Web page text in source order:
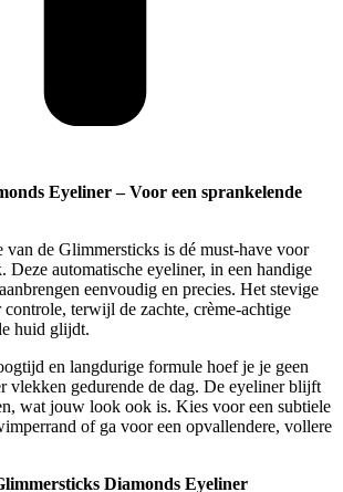
Eyeliner – Voor een sprankelende
van de Glimmersticks is dé must-have voor
Deze automatische eyeliner, in een handige
eenvoudig en precies. Het stevige
terwijl de zachte, crème-achtige
huid glijdt.
en langdurige formule hoef je je geen
vlekken gedurende de dag. De eyeliner blijft
wat jouw look ook is. Kies voor een subtiele
of ga voor een opvallendere, vollere
Diamonds Eyeliner